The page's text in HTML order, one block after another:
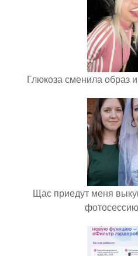
Глюкоза сменила образ
Щас приедут меня